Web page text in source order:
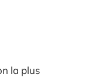
la plus